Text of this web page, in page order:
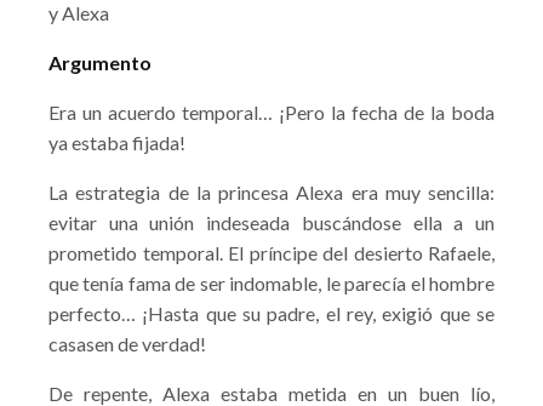
y Alexa
Argumento
Era un acuerdo temporal… ¡Pero la fecha de la boda
ya estaba fijada!
La estrategia de la princesa Alexa era muy sencilla:
evitar una unión indeseada buscándose ella a un
prometido temporal. El príncipe del desierto Rafaele,
que tenía fama de ser indomable, le parecía el hombre
perfecto… ¡Hasta que su padre, el rey, exigió que se
casasen de verdad!
De repente, Alexa estaba metida en un buen lío,